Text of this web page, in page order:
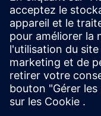
professionnelle des
et les établissements
exigences du MPDG
l'enregistrement de
facilite leur
sécurité des patients.